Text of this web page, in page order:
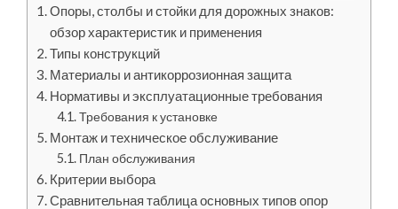
Опоры, столбы и стойки для дорожных знаков:
обзор характеристик и применения
Типы конструкций
Материалы и антикоррозионная защита
Нормативы и эксплуатационные требования
Требования к установке
Монтаж и техническое обслуживание
План обслуживания
Критерии выбора
Сравнительная таблица основных типов опор